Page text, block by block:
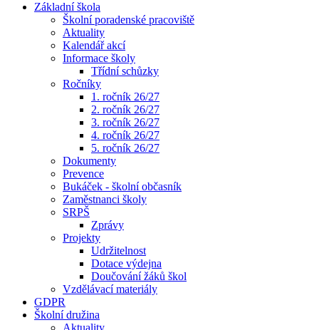
Základní škola
Školní poradenské pracoviště
Aktuality
Kalendář akcí
Informace školy
Třídní schůzky
Ročníky
1. ročník 26/27
2. ročník 26/27
3. ročník 26/27
4. ročník 26/27
5. ročník 26/27
Dokumenty
Prevence
Bukáček - školní občasník
Zaměstnanci školy
SRPŠ
Zprávy
Projekty
Udržitelnost
Dotace výdejna
Doučování žáků škol
Vzdělávací materiály
GDPR
Školní družina
Aktuality